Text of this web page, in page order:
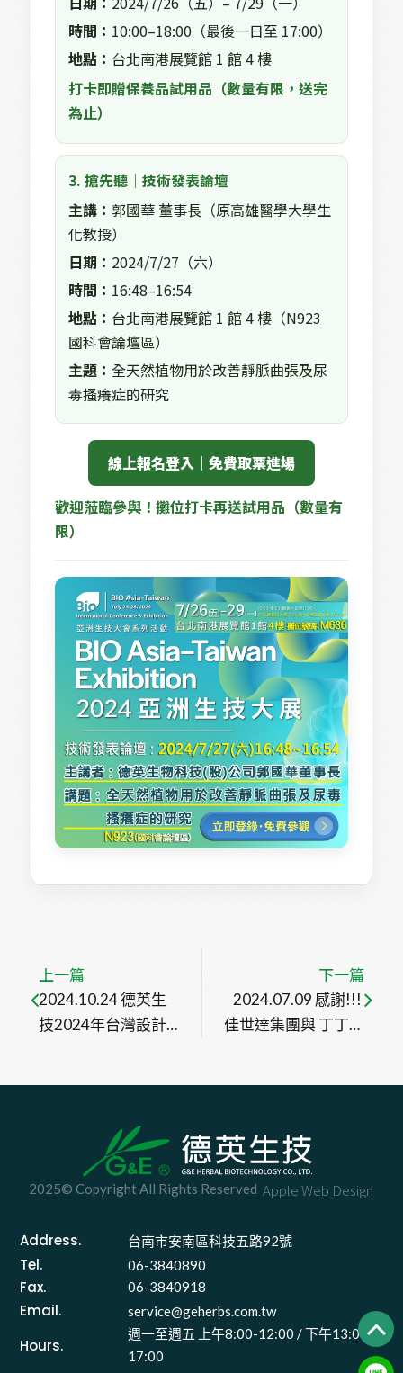
時間： 10:00–18:00（最後一日至 17:00）
地點： 台北南港展覽館 1 館 4 樓
打卡即贈保養品試用品（數量有限，送完
為止）
3. 搶先聽｜技術發表論壇
主講： 郭國華 董事長（原高雄醫學大學生
化教授）
日期： 2024/7/27（六）
時間： 16:48–16:54
地點： 台北南港展覽館 1 館 4 樓（N923
國科會論壇區）
主題： 全天然植物用於改善靜脈曲張及尿
毒搔癢症的研究
線上報名登入｜免費取票進場
歡迎蒞臨參與！攤位打卡再送試用品（數量有
限）
上一篇
2024.10.24 德英生
技2024年台灣設計
下一篇
2024.07.09 感謝!!!
佳世達集團與 丁丁藥
2025© Copyright All Rights Reserved Apple Web Design
Address. 台南市安南區科技五路92號
Tel. 06-3840890
Fax. 06-3840918
Email. service@geherbs.com.tw
Hours.
週一至週五 上午8:00-12:00 / 下午13:00-
17:00